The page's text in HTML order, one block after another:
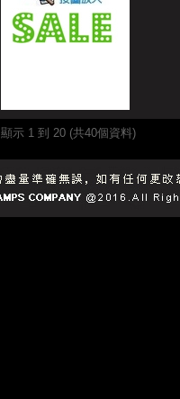
顯示 1 到 20 (共40個資料)